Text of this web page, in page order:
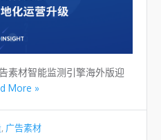
素材智能监测引擎海外版迎
More »
广告素材